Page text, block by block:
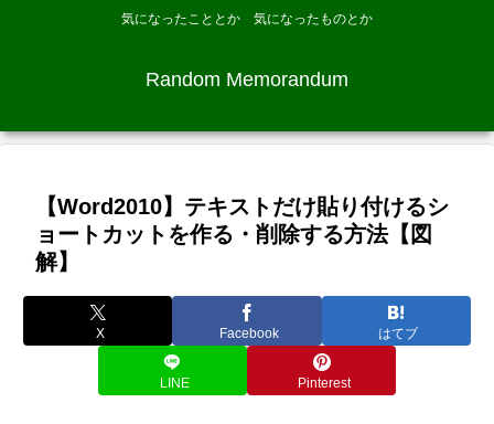
気になったこととか 気になったものとか
Random Memorandum
【Word2010】テキストだけ貼り付けるシ
ョートカットを作る・削除する方法【図
解】
X Facebook はてブ
LINE Pinterest